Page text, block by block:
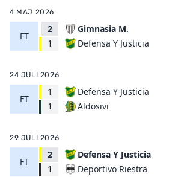
4 MAJ 2026
FT
2
1
Gimnasia M.
Defensa Y Justicia
24 JULI 2026
FT
1
1
Defensa Y Justicia
Aldosivi
29 JULI 2026
FT
2
1
Defensa Y Justicia
Deportivo Riestra